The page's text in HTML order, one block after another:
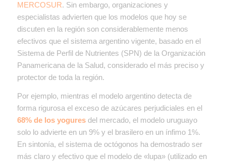
MERCOSUR. Sin embargo, organizaciones y
especialistas advierten que los modelos que hoy se
discuten en la región son considerablemente menos
efectivos que el sistema argentino vigente, basado en el
Sistema de Perfil de Nutrientes (SPN) de la Organización
Panamericana de la Salud, considerado el más preciso y
protector de toda la región.
Por ejemplo, mientras el modelo argentino detecta de
forma rigurosa el exceso de azúcares perjudiciales en el
68% de los yoguresdel mercado, el modelo uruguayo
solo lo advierte en un 9% y el brasilero en un ínfimo 1%.
En sintonía, el sistema de octógonos ha demostrado ser
más claro y efectivo que el modelo de «lupa» (utilizado en